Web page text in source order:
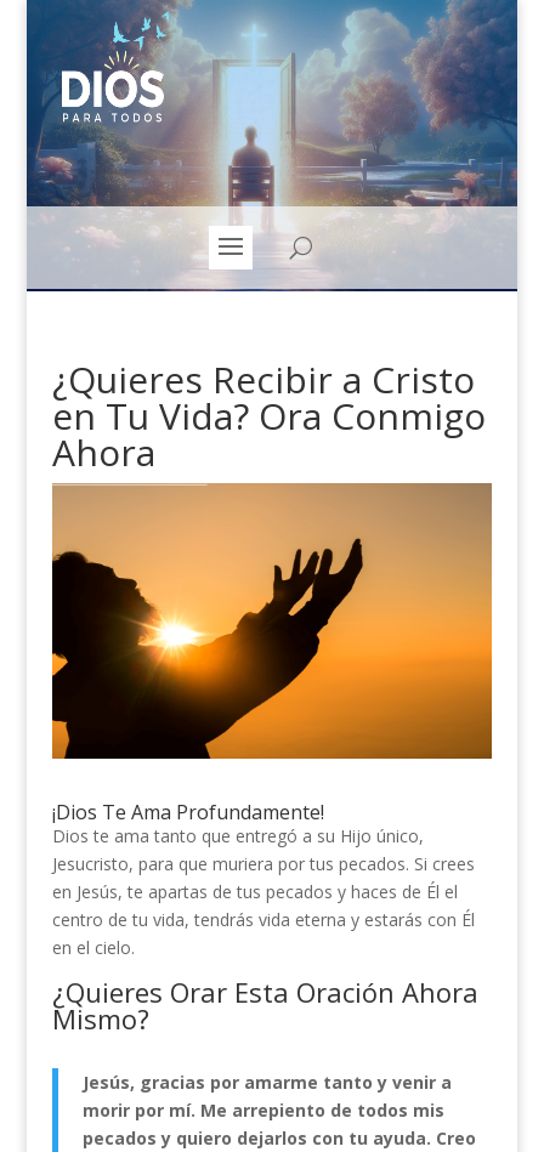
¿Quieres Recibir a Cristo
en Tu Vida? Ora Conmigo
Ahora
¡Dios Te Ama Profundamente!
Dios te ama tanto que entregó a su Hijo único,
Jesucristo, para que muriera por tus pecados. Si crees
en Jesús, te apartas de tus pecados y haces de Él el
centro de tu vida, tendrás vida eterna y estarás con Él
en el cielo.
¿Quieres Orar Esta Oración Ahora
Mismo?
Jesús, gracias por amarme tanto y venir a
morir por mí. Me arrepiento de todos mis
pecados y quiero dejarlos con tu ayuda. Creo